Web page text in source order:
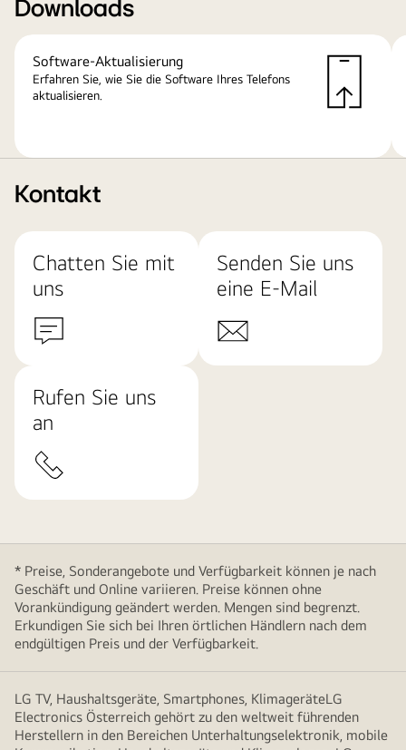
Downloads
Software-Aktualisierung
Erfahren Sie, wie Sie die Software Ihres Telefons
aktualisieren.
Kontakt
Chatten Sie mit
uns
Senden Sie uns
eine E-Mail
Rufen Sie uns
an
* Preise, Sonderangebote und Verfügbarkeit können je nach
Geschäft und Online variieren. Preise können ohne
Vorankündigung geändert werden. Mengen sind begrenzt.
Erkundigen Sie sich bei Ihren örtlichen Händlern nach dem
endgültigen Preis und der Verfügbarkeit.
LG TV, Haushaltsgeräte, Smartphones, KlimageräteLG
Electronics Österreich gehört zu den weltweit führenden
Herstellern in den Bereichen Unterhaltungselektronik, mobile